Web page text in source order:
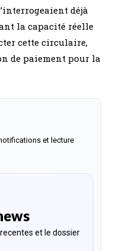
déjà
la capacité réelle
cette circulaire,
de paiement pour la
et lecture
et le dossier